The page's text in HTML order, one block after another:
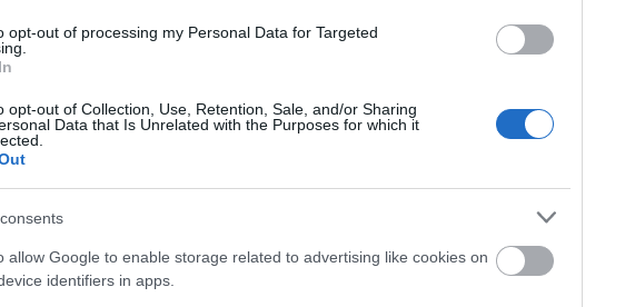
opt-out of processing my Personal Data for Targeted
opt-out of Collection, Use, Retention, Sale, and/or Sharing
Data that Is Unrelated with the Purposes for which it
allow Google to enable storage related to advertising like cookies on
identifiers in apps.
egyre nagyobb átoltottságának
az iskolákban a ballagások.
vendégek maszk viselése esetén életkortól,
vehetnek, ugyanakkor a meghívható szülők,
további óvintézkedéseket az igazgató
a koronavírus ellen már védett – tehát
készített applikáció alapján jogosult – külsős